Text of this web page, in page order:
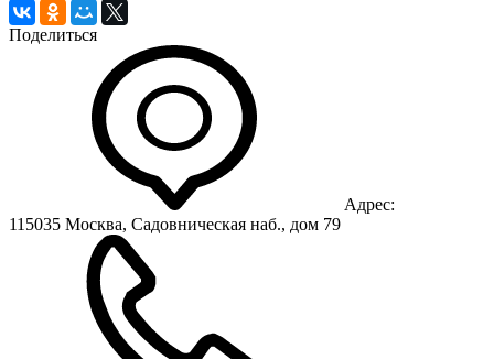
Поделиться
Адрес:
115035 Москва, Садовническая наб., дом 79